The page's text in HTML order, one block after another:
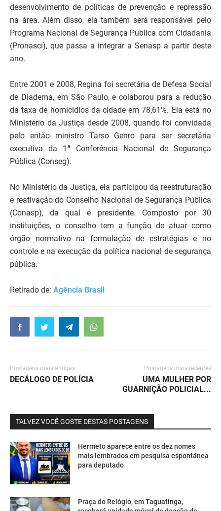
desenvolvimento de políticas de prevenção e repressão
na área. Além disso, ela também será responsável pelo
Programa Nacional de Segurança Pública com Cidadania
(Pronasci), que passa a integrar a Senasp a partir deste
ano.
Entre 2001 e 2008, Regina foi secretária de Defesa Social
de Diadema, em São Paulo, e colaborou para a redução
da taxa de homicídios da cidade em 78,61%. Ela está no
Ministério da Justiça desde 2008, quando foi convidada
pelo então ministro Tarso Genro para ser secretária
executiva da 1ª Conferência Nacional de Segurança
Pública (Conseg).
No Ministério da Justiça, ela participou da reestruturação
e reativação do Conselho Nacional de Segurança Pública
(Conasp), da qual é presidente. Composto por 30
instituições, o conselho tem a função de atuar como
órgão normativo na formulação de estratégias e no
controle e na execução da política nacional de segurança
pública.
Retirado de: Agência Brasil
Postagens mais antigas
DECÁLOGO DE POLÍCIA
Postagens mais recentes
UMA MULHER POR
GUARNIÇÃO POLICIAL...
TALVEZ VOCÊ GOSTE DESTAS POSTAGENS
Hermeto aparece entre os dez nomes
mais lembrados em pesquisa espontânea
para deputado
Praça do Relógio, em Taguatinga,